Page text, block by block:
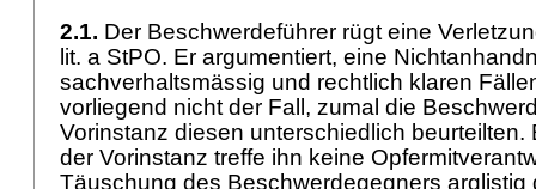
2.1. Der Beschwerdeführer rügt eine
lit. a StPO. Er argumentiert, eine
sachverhaltsmässig und rechtlich klaren
vorliegend nicht der Fall, zumal die
Vorinstanz diesen unterschiedlich beurteilten.
der Vorinstanz treffe ihn keine
Täuschung des Beschwerdegegners arglistig